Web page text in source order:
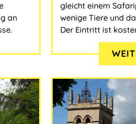
an
gleicht einem
wenige Tiere und
Der Eintritt ist